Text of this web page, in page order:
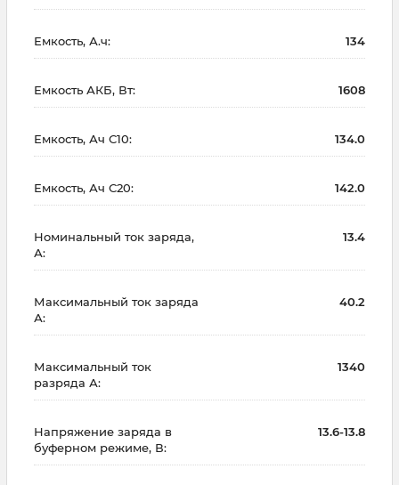
Емкость, А.ч: 134
Емкость АКБ, Вт: 1608
Емкость, Ач С10: 134.0
Емкость, Ач С20: 142.0
Номинальный ток заряда,
А:
13.4
Максимальный ток заряда
А:
40.2
Максимальный ток
разряда А:
1340
Напряжение заряда в
буферном режиме, В:
13.6-13.8